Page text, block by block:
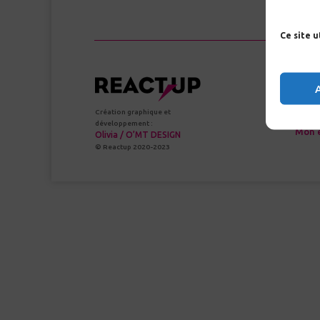
Ce site
Création graphique et
développement :
Olivia / O’MT DESIGN
© Reactup 2020-2023
Mon